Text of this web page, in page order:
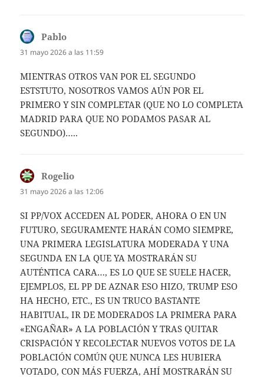
Pablo
31 mayo 2026 a las 11:59
MIENTRAS OTROS VAN POR EL SEGUNDO
ESTSTUTO, NOSOTROS VAMOS AÚN POR EL
PRIMERO Y SIN COMPLETAR (QUE NO LO COMPLETA
MADRID PARA QUE NO PODAMOS PASAR AL
SEGUNDO)…..
Rogelio
31 mayo 2026 a las 12:06
SI PP/VOX ACCEDEN AL PODER, AHORA O EN UN
FUTURO, SEGURAMENTE HARÁN COMO SIEMPRE,
UNA PRIMERA LEGISLATURA MODERADA Y UNA
SEGUNDA EN LA QUE YA MOSTRARÁN SU
AUTÉNTICA CARA…, ES LO QUE SE SUELE HACER,
EJEMPLOS, EL PP DE AZNAR ESO HIZO, TRUMP ESO
HA HECHO, ETC., ES UN TRUCO BASTANTE
HABITUAL, IR DE MODERADOS LA PRIMERA PARA
«ENGAÑAR» A LA POBLACIÓN Y TRAS QUITAR
CRISPACIÓN Y RECOLECTAR NUEVOS VOTOS DE LA
POBLACIÓN COMÚN QUE NUNCA LES HUBIERA
VOTADO, CON MÁS FUERZA, AHÍ MOSTRARÁN SU